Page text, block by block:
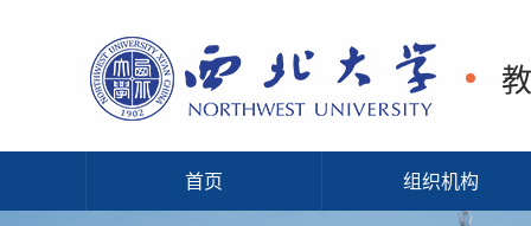
首页 组织机构